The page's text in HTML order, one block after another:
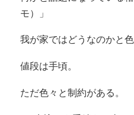
モ）」
我が家ではどうなのかと色
値段は手頃。
ただ色々と制約がある。